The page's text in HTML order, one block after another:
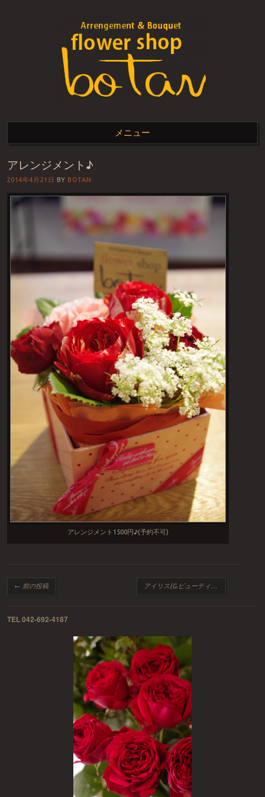
FLOWER SHOP BOTAN
メニュー
コンテンツへスキップ
アレンジメント♪
2014年4月21日 BY BOTAN
アレンジメント1500円♪(予約不可)
投稿ナビゲーション
← 前の投稿
TEL 042-692-4187